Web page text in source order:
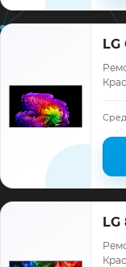
LG
LG